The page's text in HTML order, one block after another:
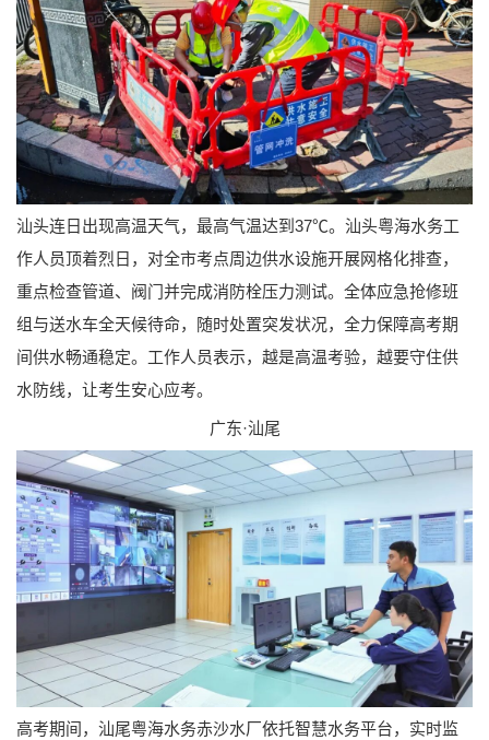
汕头连日出现高温天气，最高气温达到37℃。汕头粤海水务工
作人员顶着烈日，对全市考点周边供水设施开展网格化排查，
重点检查管道、阀门并完成消防栓压力测试。全体应急抢修班
组与送水车全天候待命，随时处置突发状况，全力保障高考期
间供水畅通稳定。工作人员表示，越是高温考验，越要守住供
水防线，让考生安心应考。
广东·汕尾
高考期间，汕尾粤海水务赤沙水厂依托智慧水务平台，实时监